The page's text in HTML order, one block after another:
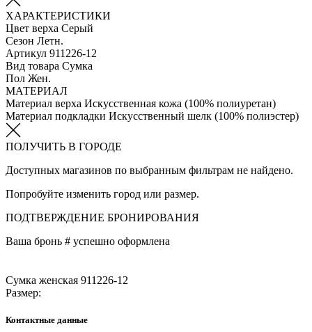
ХАРАКТЕРИСТИКИ
Цвет верха Серый
Сезон Летн.
Артикул 911226-12
Вид товара Сумка
Пол Жен.
МАТЕРИАЛ
Материал верха Искусственная кожа (100% полиуретан)
Материал подкладки Искусственный шелк (100% полиэстер)
ПОЛУЧИТЬ В ГОРОДЕ
Доступных магазинов по выбранным фильтрам не найдено.
Попробуйте изменить город или размер.
ПОДТВЕРЖДЕНИЕ БРОНИРОВАНИЯ
Ваша бронь # успешно оформлена
Сумка женская 911226-12
Размер:
Контактные данные